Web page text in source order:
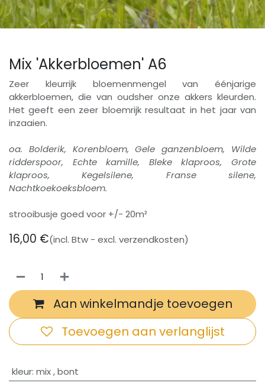
Mix 'Akkerbloemen' A6
Zeer kleurrijk bloemenmengel van éénjarige
akkerbloemen, die van oudsher onze akkers kleurden.
Het geeft een zeer bloemrijk resultaat in het jaar van
inzaaien.
oa. Bolderik, Korenbloem, Gele ganzenbloem, Wilde
ridderspoor, Echte kamille, Bleke klaproos, Grote
klaproos, Kegelsilene, Franse silene,
Nachtkoekoeksbloem.
strooibusje goed voor +/- 20m²
16,00 €(incl. Btw - excl. verzendkosten)
Aan winkelmandje toevoegen
Toevoegen aan verlanglijst
​kleur: mix,bont